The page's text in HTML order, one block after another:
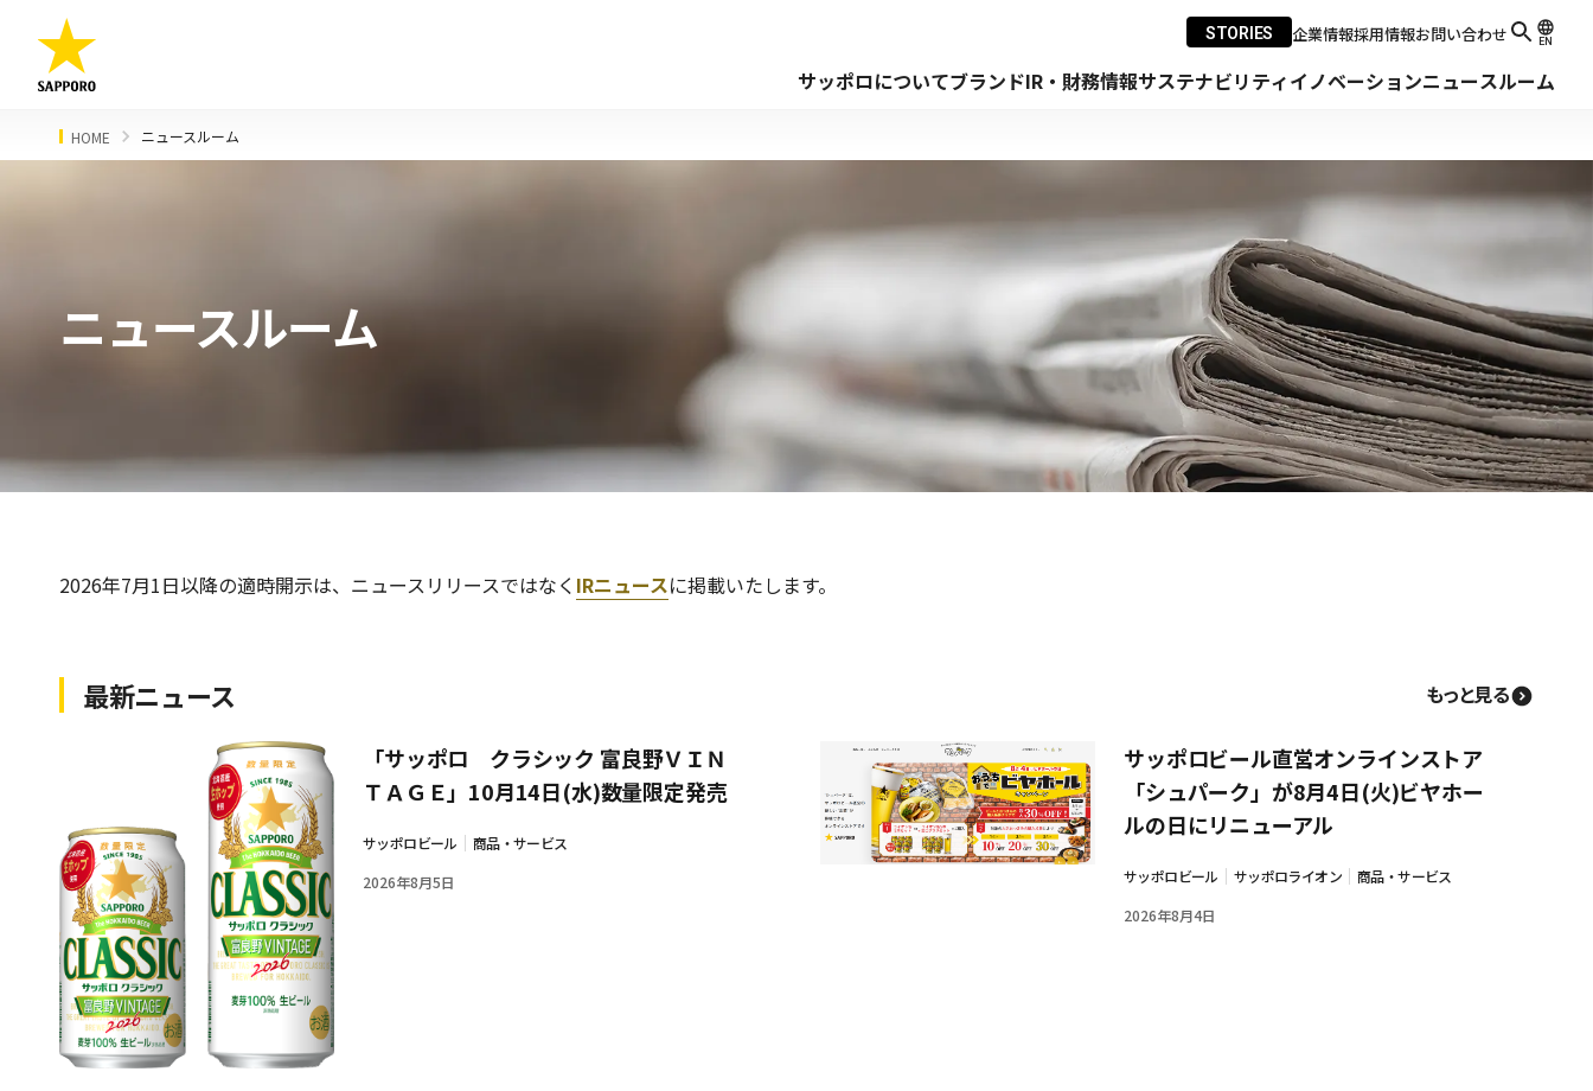
STORIES 企業情報採用情報お問い合わせ EN
サッポロについてブランドIR・財務情報サステナビリティイノベーションニュースルーム
HOME ニュースルーム
ニュースルーム
2026年7月1日以降の適時開示は、ニュースリリースではなく IRニュースに掲載いたします。
最新ニュース もっと見る
「サッポロ クラシック 富良野ＶＩＮ
ＴＡＧＥ」10月14日(水)数量限定発売
サッポロビール
商品・サービス
2026年8月5日
サッポロビール直営オンラインストア
「シュパーク」が8月4日(火)ビヤホー
ルの日にリニューアル
サッポロビール サッポロライオン
商品・サービス
2026年8月4日